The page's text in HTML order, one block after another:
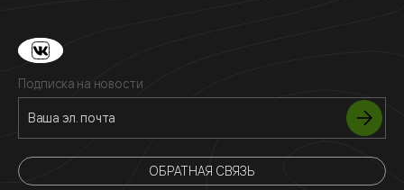
Подписка на новости
ОБРАТНАЯ СВЯЗЬ